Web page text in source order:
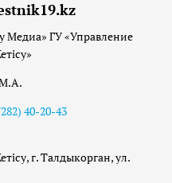
Медиа» ГУ «Управление
М.А.
40-20-43
г. Талдыкорган, ул.